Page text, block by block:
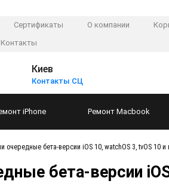
Сертификаты О компании
Контакты
Киев
Контакты СЦ
iPhone Ремонт Macbook
очередные бета-версии iOS 10, watchOS 3, tvOS 10 и
бета-версии